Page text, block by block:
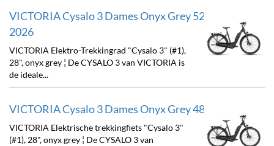
VICTORIA Cysalo 3 Dames Onyx Grey 52cm 28" , w
2026
VICTORIA Elektro-Trekkingrad "Cysalo 3" (#1),
28", onyx grey ¦ De CYSALO 3 van VICTORIA is
de ideale...
VICTORIA Cysalo 3 Dames Onyx Grey 48cm 2026
VICTORIA Elektrische trekkingfiets "Cysalo 3"
(#1), 28", onyx grey ¦ De CYSALO 3 van